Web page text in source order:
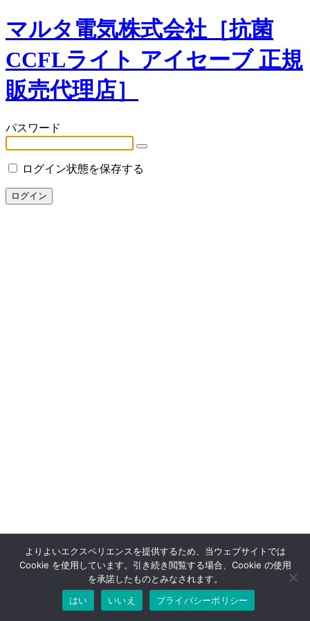
マルタ電気株式会社［抗菌
CCFLライト アイセーブ 正規
販売代理店］
パスワード
ログイン状態を保存する
よりよいエクスペリエンスを提供するため、当ウェブサイトでは
Cookie を使用しています。引き続き閲覧する場合、Cookie の使用
を承諾したものとみなされます。
はい
いいえ プライバシーポリシー